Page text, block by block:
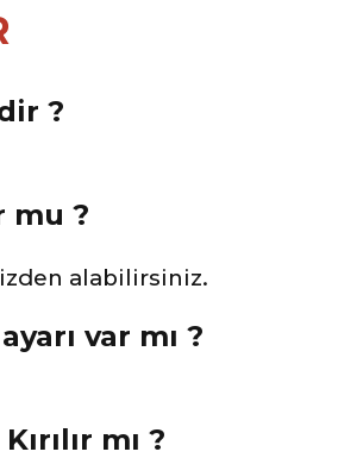
?
mu ?
alabilirsiniz.
var mı ?
mı ?